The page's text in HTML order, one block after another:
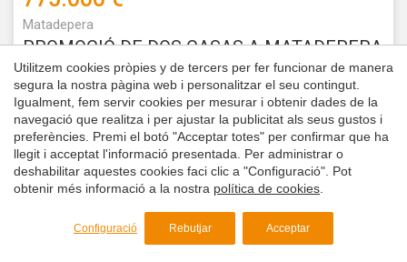
Matadepera
PROMOCIÓ DE DOS CASAS A MATADEPERA
144 m² 4 Dormitoris 3 Banys
Més resultats 1 2 Següent
31 cases en vendaque disposem en la nostra
cartera de propietats.
Utilitzem cookies pròpies y de tercers per fer funcionar de manera
segura la nostra pàgina web i personalitzar el seu contingut.
Igualment, fem servir cookies per mesurar i obtenir dades de la
navegació que realitza i per ajustar la publicitat als seus gustos i
preferències. Premi el botó "Acceptar totes" per confirmar que ha
llegit i acceptat l'informació presentada. Per administrar o
deshabilitar aquestes cookies faci clic a "Configuració". Pot
obtenir més informació a la nostra política de cookies
Configuració Rebutjar Acceptar